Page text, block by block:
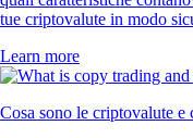
tue criptovalute in modo
Learn more
Cosa sono le criptovalute e